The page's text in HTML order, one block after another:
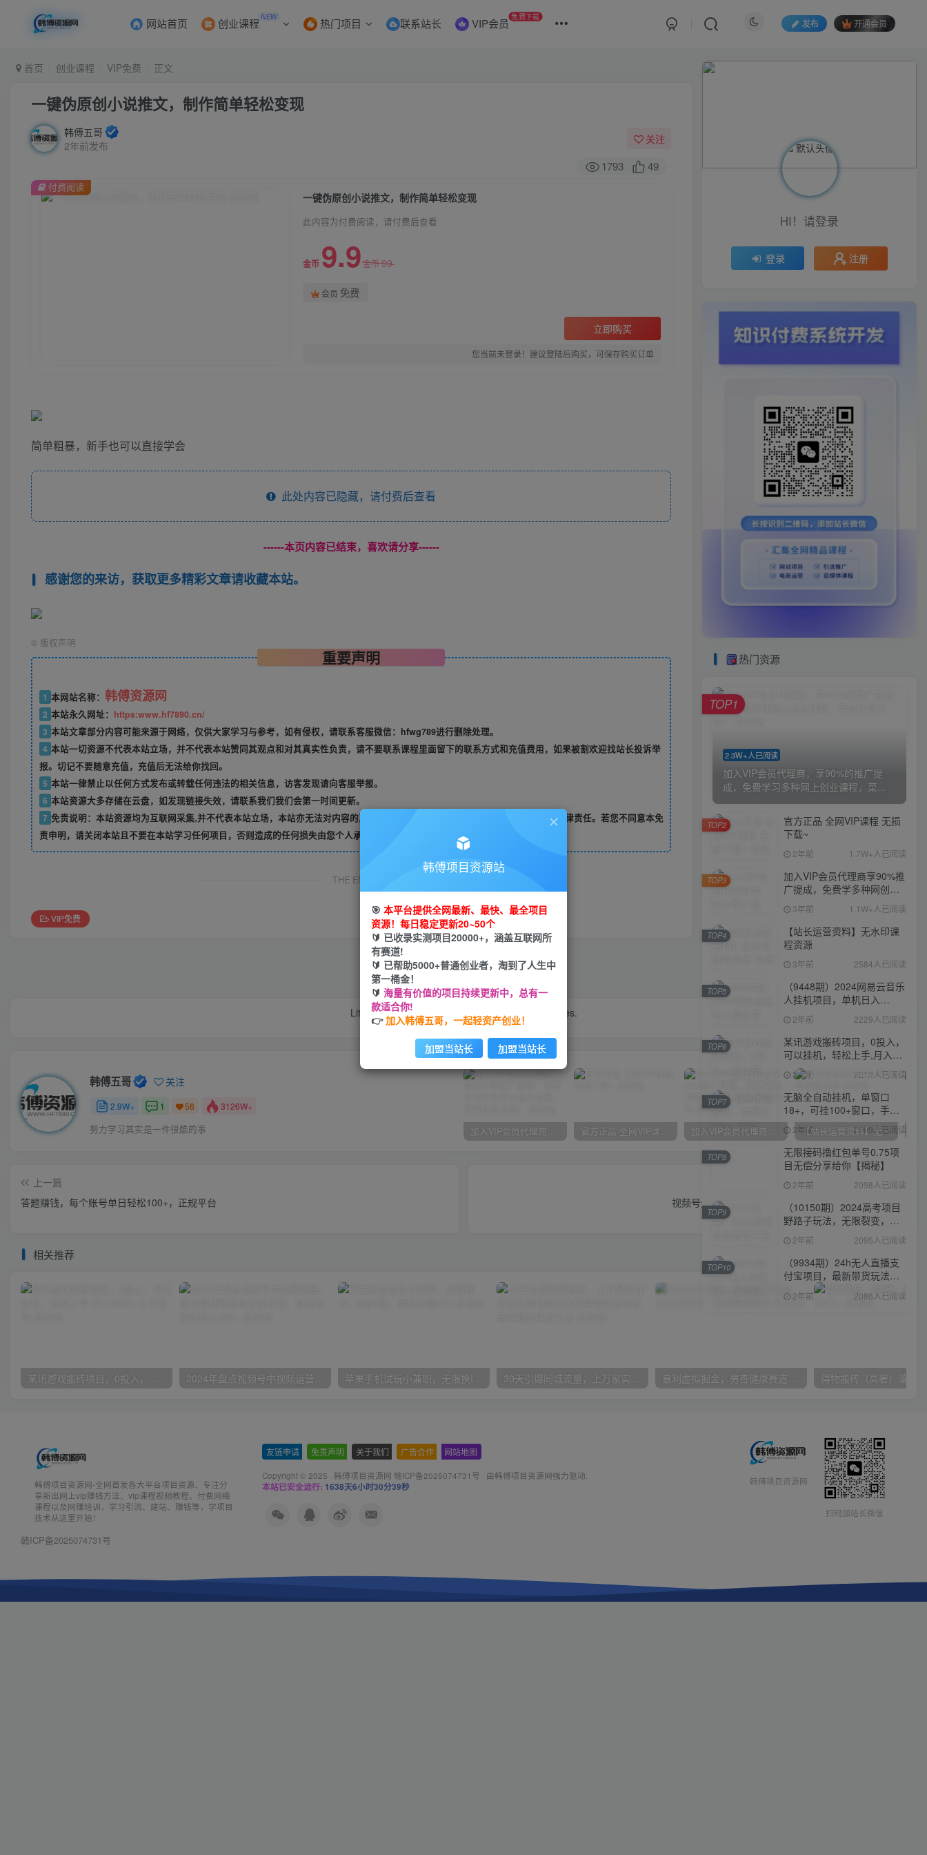
网站首页 创业课程 NEW 热门项目 联系站长 VIP会员 免费下载
发布 开通会员
首页 创业课程 VIP免费 正文
一键伪原创小说推文，制作简单轻松变现
韩傅五哥
2年前发布
关注
1793 49
一键伪原创小说推文，制作简单轻松变现
此内容为付费阅读，请付费后查看
金币 9.9金币99
会员 免费
立即购买
您当前未登录！建议登陆后购买，可保存购买订单
付费阅读
简单粗暴，新手也可以直接学会
此处内容已隐藏，请付费后查看
------本页内容已结束，喜欢请分享------
感谢您的来访，获取更多精彩文章请收藏本站。
© 版权声明
重要声明
1 本网站名称： 韩傅资源网
2 本站永久网址： https:www.hf7890.cn/
3 本站文章部分内容可能来源于网络，仅供大家学习与参考，如有侵权，请联系客服微信：hfwg789进行删除处理。
4 本站一切资源不代表本站立场，并不代表本站赞同其观点和对其真实性负责，请不要联系课程里面留下的联系方式和充值费用，如果被割欢迎找站长投诉举
报。切记不要随意充值，充值后无法给你找回。
5 本站一律禁止以任何方式发布或转载任何违法的相关信息，访客发现请向客服举报。
6 本站资源大多存储在云盘，如发现链接失效，请联系我们我们会第一时间更新。
7 免责说明：本站资源均为互联网采集,并不代表本站立场，本站亦无法对内容的真实性及准确性做出判断，不承担任何财产损失和法律责任。若您不同意本免
责申明，请关闭本站且不要在本站学习任何项目，否则造成的任何损失由您个人承担。
THE END
VIP免费
喜欢就支持一下吧
点赞49 分享
收藏
Little compliments mean so much to me sometimes.
有时候，一点微不足道的肯定，对我却意义非凡
韩傅五哥 关注
2.9W+ 1 56 3126W+
努力学习其实是一件很酷的事 加入VIP会员代理商，享90%的推广提成，免费学习多种网上创业课程，菜鸟秒变大神！ 官方正品 全网VIP课程 无损下载~ 加入VIP会员代理商享90%推广提成，免费学多种网创课程，菜鸟秒变大神 【站长运营资料】无水印课程资源
上一篇
答题赚钱，每个账号单日轻松100+，正规平台
下一篇
视频号分成计划最新玩法，日入500+，年末最后的冲刺
相关推荐
HI！请登录
登录 注册
热门资源
2.3W+人已阅读
加入VIP会员代理商，享90%的推广提
成，免费学习多种网上创业课程，菜...
TOP1
官方正品 全网VIP课程 无损
下载~
2年前 1.7W+人已阅读
TOP2
加入VIP会员代理商享90%推
广提成，免费学多种网创课
程，菜鸟秒变大神
3年前 1.1W+人已阅读
TOP3
【站长运营资料】无水印课
程资源
3年前 2584人已阅读
TOP4
（9448期）2024网易云音乐
人挂机项目，单机日入
150+，无脑月入5000+
2年前 2229人已阅读
TOP5
某讯游戏搬砖项目，0投入，
可以挂机，轻松上手,月入
3000+上不封顶
2年前 2212人已阅读
TOP6
无脑全自动挂机，单窗口
18+，可挂100+窗口，手机
电脑均可操作
2年前 2099人已阅读
TOP7
无限接码撸红包单号0.75项
目无偿分享给你【揭秘】
2年前 2098人已阅读
TOP8
（10150期）2024高考项目
野路子玩法，无限裂变，最
高一天1W＋！
2年前 2095人已阅读
TOP9
（9934期）24h无人直播支
付宝项目，最新带货玩法，
纯躺赚实测日入500+
2年前 2086人已阅读
TOP10
韩傅项目资源网-全网首发各大平台项目资源、专注分
享新出网上vip赚钱方法、vip课程视频教程、付费网络
课程以及网赚培训，学习引流、建站、赚钱等，学项目
技术从这里开始！
友链申请 免责声明 关于我们 广告合作 网站地图
Copyright © 2025 · 韩傅项目资源网 赣ICP备2025074731号 · 由韩傅项目资源网强力驱动.
本站已安全运行: 1638天6小时30分40秒
韩傅项目资源网
扫码加站长微信
赣ICP备2025074731号
韩傅项目资源站
🎯 本平台提供全网最新、最快、最全项目
资源！每日稳定更新20~50个
🔰 已收录实测项目20000+，涵盖互联网所
有赛道!
🔰 已帮助5000+普通创业者，淘到了人生中
第一桶金！
🔰 海量有价值的项目持续更新中，总有一
款适合你!
👉加入韩傅五哥，一起轻资产创业！
加盟当站长 加盟当站长